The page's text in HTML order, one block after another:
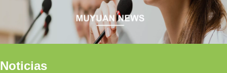
Noticias